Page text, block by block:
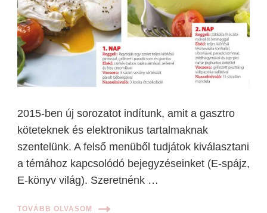
2015-ben új sorozatot indítunk, amit a gasztro
köteteknek és elektronikus tartalmaknak
szentelünk. A felső menüből tudjátok kiválasztani
a témához kapcsolódó bejegyzéseinket (E-spájz,
E-könyv világ). Szeretnénk …
TOVÁBB OLVASOM